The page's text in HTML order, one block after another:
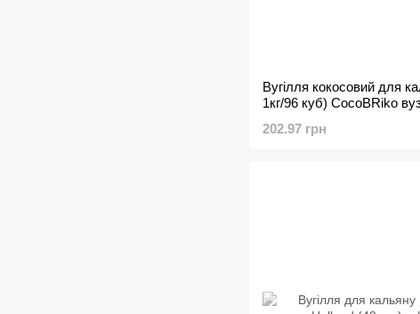
Вугілля кокосовий для
1кг/96 куб) CocoBRiko
202.97 грн